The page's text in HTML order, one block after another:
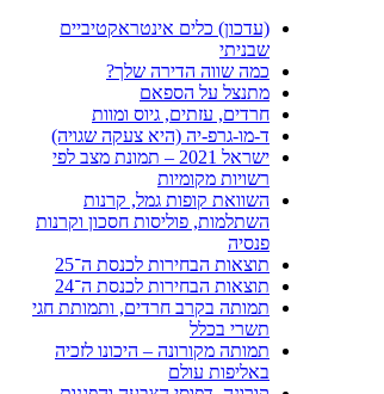
(עדכון) כלים אינטראקטיביים
שבניתי
כמה שווה הדירה שלך?
מתנצל על הספאם
חרדים, עזתים, גיוס ומוות
ד-מו-גרפ-יה (היא צעקה שגויה)
ישראל 2021 – תמונת מצב לפי
רשויות מקומיות
השוואת קופות גמל, קרנות
השתלמות, פוליסות חסכון וקרנות
פנסיה
תוצאות הבחירות לכנסת ה־25
תוצאות הבחירות לכנסת ה־24
תמותה בקרב חרדים, ותמותת חגי
תשרי בכלל
תמותה מקורונה – היכונו לזכיה
באליפות עולם